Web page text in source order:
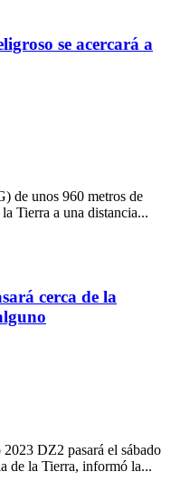
se acercará a
de unos 960 metros de
Tierra a una distancia...
cerca de la
DZ2 pasará el sábado
de la Tierra, informó la...